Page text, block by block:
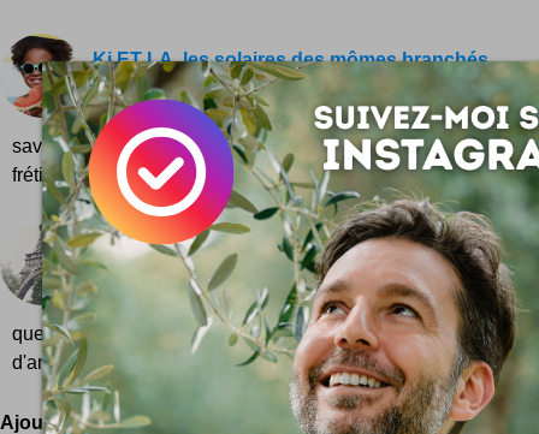
Ki ET LA, les solaires des mômes branchés
La lumière reprend ses droits sur la riviera ...
promenades sous l'astre solaire quasi
savez maintenant : il est temps de retrouver le goût du
frétillements du printemps...
Une Startup à Paris ?
La ville lumière s'affiche en grand comme la
startup Nation en devenir, éleveuse de
quelques pistes pour lancer sa startup à Paris ! Depuis une
d'années maintenant, les startups fleurissent ça et là et
Ajoutez votre avis !